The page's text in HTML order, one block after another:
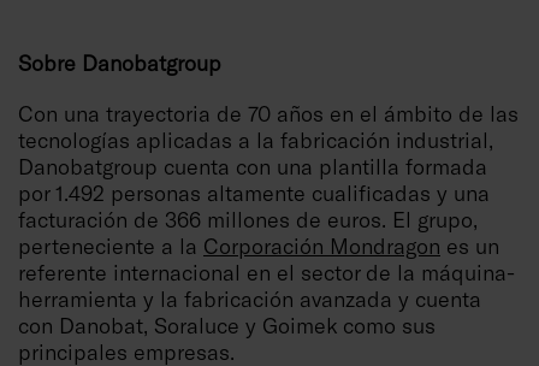
Sobre Danobatgroup
Con una trayectoria de 70 años en el ámbito de las
tecnologías aplicadas a la fabricación industrial,
Danobatgroup cuenta con una plantilla formada
por 1.492 personas altamente cualificadas y una
facturación de 366 millones de euros. El grupo,
perteneciente a la Corporación Mondragon es un
referente internacional en el sector de la máquina-
herramienta y la fabricación avanzada y cuenta
con Danobat, Soraluce y Goimek como sus
principales empresas.